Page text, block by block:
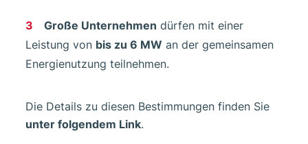
Große Unternehmen dürfen mit einer
Leistung von bis zu 6 MW an der gemeinsamen
Energienutzung teilnehmen.
Die Details zu diesen Bestimmungen finden Sie
unter folgendem Link.